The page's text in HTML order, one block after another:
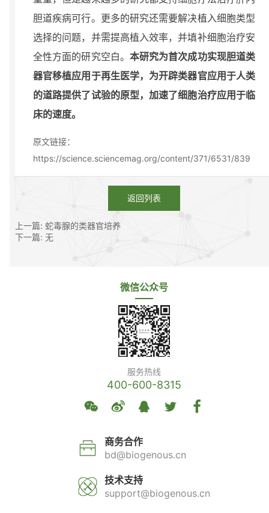
胆道疾病可行。更多的研究还需要解决植入细胞类型
选择的问题，并需提高植入效率，并填补细胞治疗安
全性方面的研究空白。 本研究为首次成功实现胆道类
器官移植应用于再生医学，为开辟类器官应用于人类
的道路提供了试验的原型，加速了细胞治疗应用于临
床的速度。
原文链接：
https://science.sciencemag.org/content/371/6531/839
返回列表
上一篇: 蛇毒腺的类器官培养
下一篇: 无
微信公众号
服务热线
400-600-8315
商务合作
bd@biogenous.cn
技术支持
support@biogenous.cn